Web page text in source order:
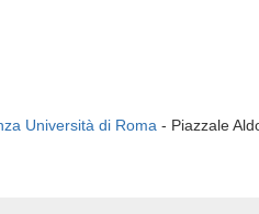
Università di Roma - Piazzale